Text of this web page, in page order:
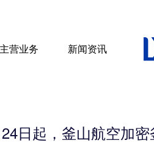
主营业务 新闻资讯
日起，釜山航空加